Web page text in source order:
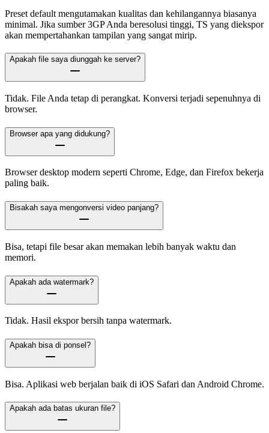
Preset default mengutamakan kualitas dan kehilangannya biasanya
minimal. Jika sumber 3GP Anda beresolusi tinggi, TS yang diekspor
akan mempertahankan tampilan yang sangat mirip.
Apakah file saya diunggah ke server?
Tidak. File Anda tetap di perangkat. Konversi terjadi sepenuhnya di
browser.
Browser apa yang didukung?
Browser desktop modern seperti Chrome, Edge, dan Firefox bekerja
paling baik.
Bisakah saya mengonversi video panjang?
Bisa, tetapi file besar akan memakan lebih banyak waktu dan
memori.
Apakah ada watermark?
Tidak. Hasil ekspor bersih tanpa watermark.
Apakah bisa di ponsel?
Bisa. Aplikasi web berjalan baik di iOS Safari dan Android Chrome.
Apakah ada batas ukuran file?